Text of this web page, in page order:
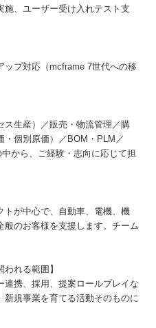
、ユーザー受け入れテスト支
ップ対応（mcframe 7世代への移
ス生産）／販売・物流管理／購
・個別原価）／BOM・PLM／
から、ご経験・志向に応じて担
トが中心で、自動車、電機、機
のお客様を支援します。チーム
れる範囲】
携、採用、提案ロールプレイな
新規事業を育てる活動そのものに